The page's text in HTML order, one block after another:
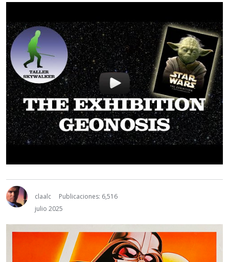
claalc
Publicaciones: 6,516
julio 2025